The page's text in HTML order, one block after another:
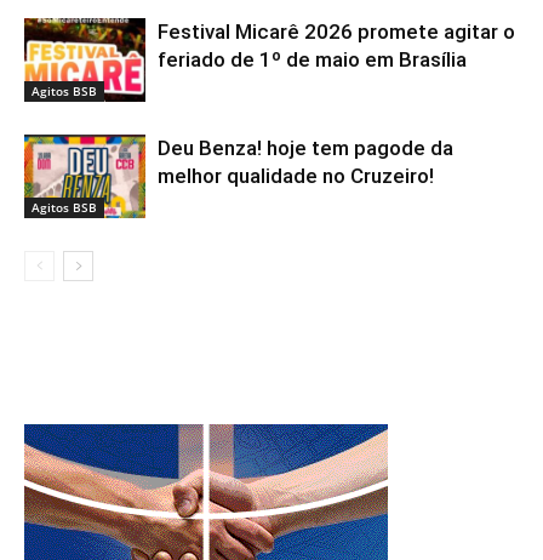
Agitos BSB
Festival Micarê 2026 promete agitar o
feriado de 1º de maio em Brasília
Agitos BSB
Deu Benza! hoje tem pagode da
melhor qualidade no Cruzeiro!